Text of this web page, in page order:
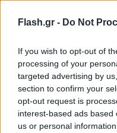
Flash.gr - Do Not
If you wish to opt-out of
processing of your
targeted advertising by
section to confirm your
opt-out request is
interest-based ads
us or personal